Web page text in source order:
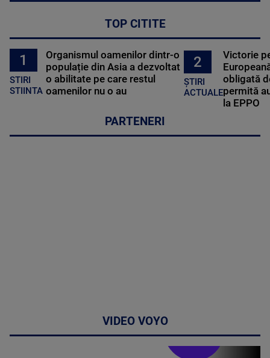
TOP CITITE
1
STIRI
STIINTA
Organismul oamenilor dintr-o
populație din Asia a dezvoltat
o abilitate pe care restul
oamenilor nu o au
2
ȘTIRI
ACTUALE
Victorie
obligată
permită
la EPPO
PARTENERI
VIDEO VOYO